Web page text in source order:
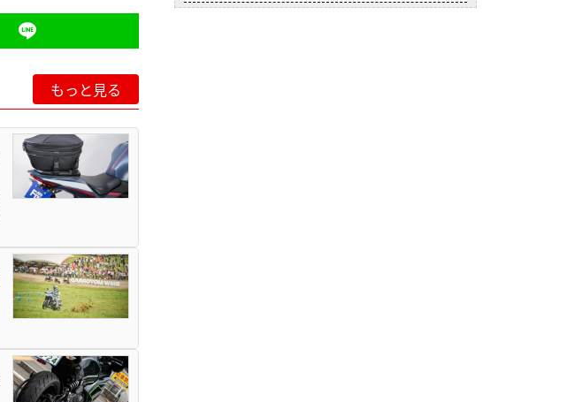
もっと見る